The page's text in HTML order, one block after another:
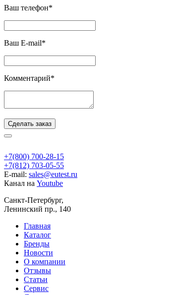
Ваш телефон*
Ваш E-mail*
Комментарий*
Сделать заказ
+7(800) 700-28-15
+7(812) 703-05-55
E-mail: sales@eutest.ru
Канал на Youtube
Санкт-Петербург,
Ленинский пр., 140
Главная
Каталог
Бренды
Новости
О компании
Отзывы
Статьи
Сервис